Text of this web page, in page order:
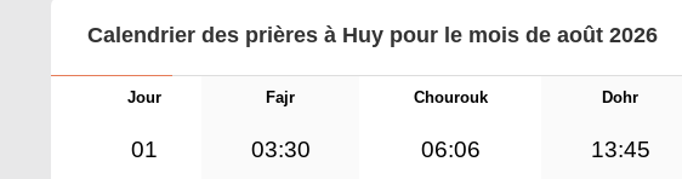
Calendrier des prières à Huy pour le mois de août 2026
Jour Fajr Chourouk Dohr
01 03:30 06:06 13:45